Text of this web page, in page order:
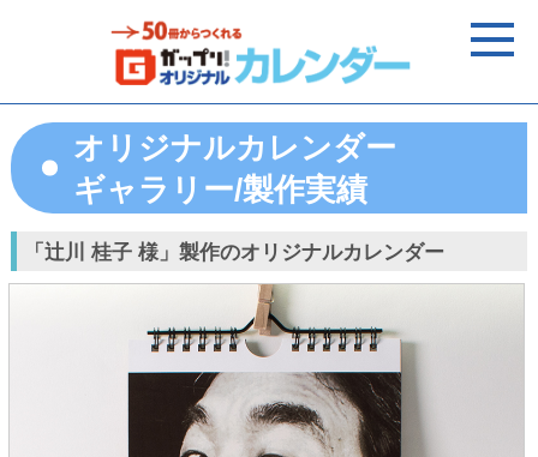
オリジナルカレンダー
ギャラリー/製作実績
「辻川 桂子 様」製作のオリジナルカレンダー